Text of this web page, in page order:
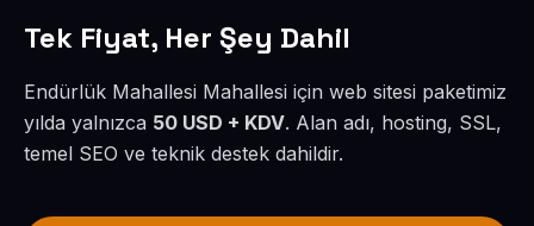
Tek Fiyat, Her Şey Dahil
Endürlük Mahallesi Mahallesi için web sitesi paketimiz
yılda yalnızca 50 USD + KDV. Alan adı, hosting, SSL,
temel SEO ve teknik destek dahildir.